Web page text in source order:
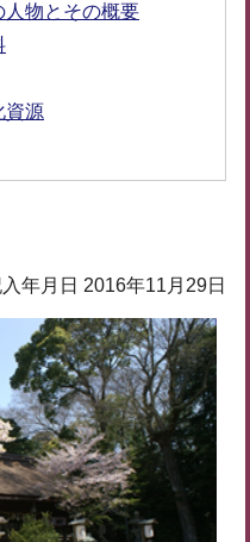
人物とその概要
資源
年月日 2016年11月29日